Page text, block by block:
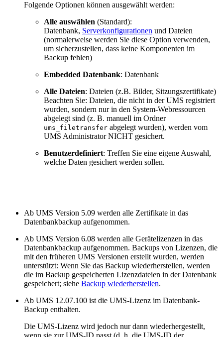
Folgende Optionen können ausgewählt werden:
Alle auswählen (Standard):
Datenbank, Serverkonfigurationen und Dateien
(normalerweise werden Sie diese Option verwenden,
um sicherzustellen, dass keine Komponenten im
Backup fehlen)
Embedded Datenbank: Datenbank
Alle Dateien: Dateien (z.B. Bilder, Sitzungszertifikate)
Beachten Sie: Dateien, die nicht in der UMS registriert
wurden, sondern nur in den System-Webressourcen
abgelegt sind (z. B. manuell im Ordner
ums_filetransfer abgelegt wurden), werden vom
UMS Administrator NICHT gesichert.
Benutzerdefiniert: Treffen Sie eine eigene Auswahl,
welche Daten gesichert werden sollen.
Ab UMS Version 5.09 werden alle Zertifikate in das
Datenbankbackup aufgenommen.
Ab UMS Version 6.08 werden alle Gerätelizenzen in das
Datenbankbackup aufgenommen. Backups von Lizenzen, die
mit den früheren UMS Versionen erstellt wurden, werden
unterstützt: Wenn Sie das Backup wiederherstellen, werden
die im Backup gespeicherten Lizenzdateien in der Datenbank
gespeichert; siehe Backup wiederherstellen.
Ab UMS 12.07.100 ist die UMS-Lizenz im Datenbank-
Backup enthalten.
Die UMS-Lizenz wird jedoch nur dann wiederhergestellt,